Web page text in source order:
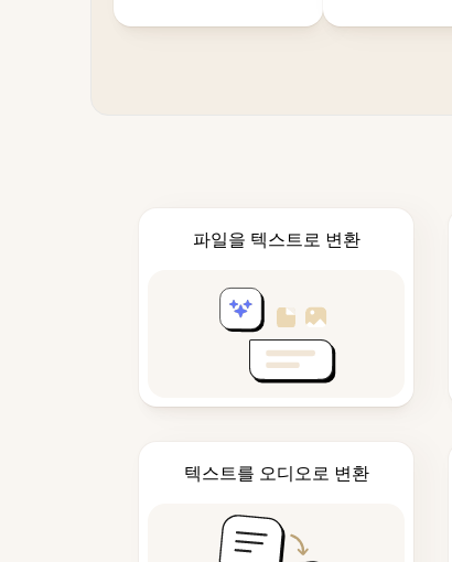
파일을 텍스트로 변환
텍스트를 오디오로 변환